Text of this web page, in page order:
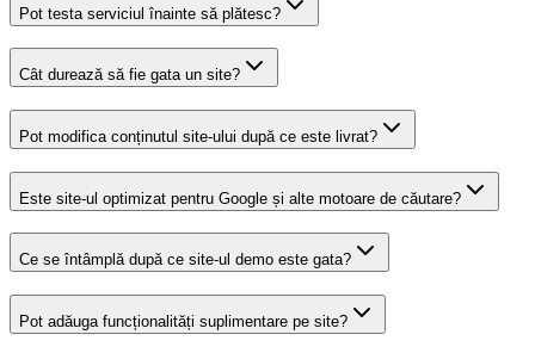
Pot testa serviciul înainte să plătesc?
Cât durează să fie gata un site?
Pot modifica conținutul site-ului după ce este livrat?
Este site-ul optimizat pentru Google și alte motoare de căutare?
Ce se întâmplă după ce site-ul demo este gata?
Pot adăuga funcționalități suplimentare pe site?